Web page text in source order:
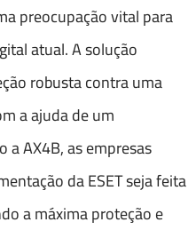
preocupação vital para
atual. A solução
robusta contra uma
a ajuda de um
AX4B, as empresas
da ESET seja feita
a máxima proteção e